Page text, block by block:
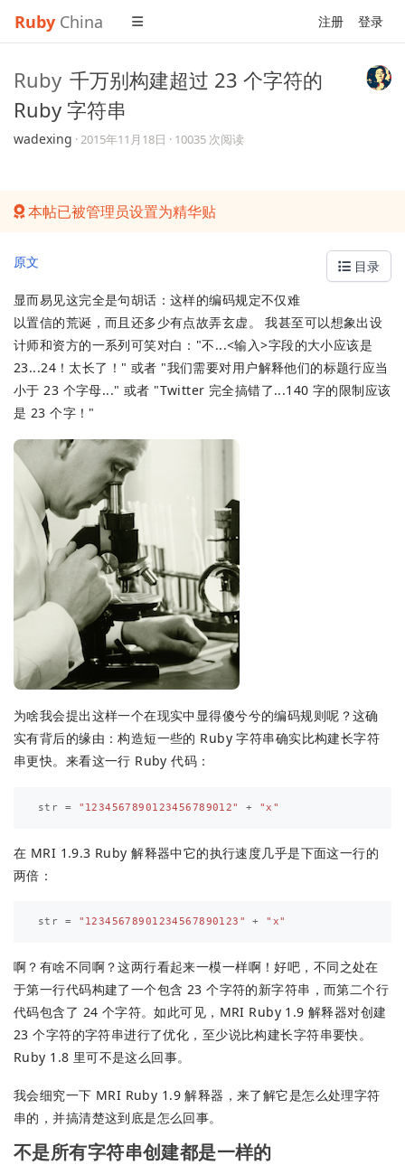
Ruby China 注册 登录
Ruby 千万别构建超过 23 个字符的
Ruby 字符串
wadexing ·2015年11月18日 · 10035 次阅读
本帖已被管理员设置为精华贴
目录
原文
显而易见这完全是句胡话：这样的编码规定不仅难
以置信的荒诞，而且还多少有点故弄玄虚。 我甚至可以想象出设
计师和资方的一系列可笑对白："不...<输入>字段的大小应该是
23...24！太长了！" 或者 "我们需要对用户解释他们的标题行应当
小于 23 个字母..." 或者 "Twitter 完全搞错了...140 字的限制应该
是 23 个字！"
为啥我会提出这样一个在现实中显得傻兮兮的编码规则呢？这确
实有背后的缘由：构造短一些的 Ruby 字符串确实比构建长字符
串更快。来看这一行 Ruby 代码：
str = "1234567890123456789012" + "x"
在 MRI 1.9.3 Ruby 解释器中它的执行速度几乎是下面这一行的
两倍：
str = "12345678901234567890123" + "x"
啊？有啥不同啊？这两行看起来一模一样啊！好吧，不同之处在
于第一行代码构建了一个包含 23 个字符的新字符串，而第二个行
代码包含了 24 个字符。如此可见，MRI Ruby 1.9 解释器对创建
23 个字符的字符串进行了优化，至少说比构建长字符串要快。
Ruby 1.8 里可不是这么回事。
我会细究一下 MRI Ruby 1.9 解释器，来了解它是怎么处理字符
串的，并搞清楚这到底是怎么回事。
不是所有字符串创建都是一样的